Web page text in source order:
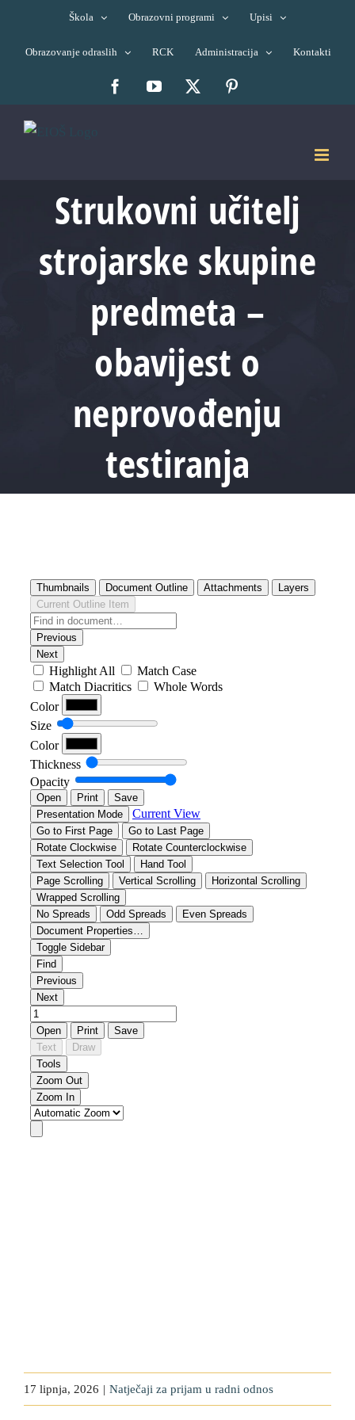
content
Škola Obrazovni programi Upisi
Obrazovanje odraslih RCK Administracija Kontakti
FacebookYouTube
Strukovni učitelj
strojarske skupine
predmeta –
obavijest o
neprovođenju
testiranja
17 lipnja, 2026 | Natječaji za prijam u radni odnos